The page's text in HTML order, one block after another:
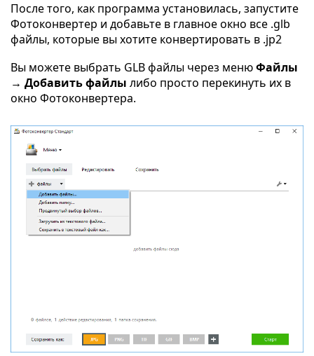
После того, как программа установилась, запустите
Фотоконвертер и добавьте в главное окно все .glb
файлы, которые вы хотите конвертировать в .jp2
Вы можете выбрать GLB файлы через менюФайлы
→ Добавить файлы либо просто перекинуть их в
окно Фотоконвертера.